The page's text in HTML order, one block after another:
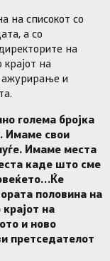
на списокот со
а со
на
на
ажурирање и
голема бројка
Имаме свои
Имаме места
каде што сме
половина на
на
и ново
претседателот